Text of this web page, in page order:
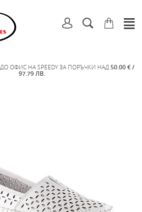
ДО ОФИС НА SPEEDY ЗА ПОРЪЧКИ НАД 50.00 € /
97.79 ЛВ.